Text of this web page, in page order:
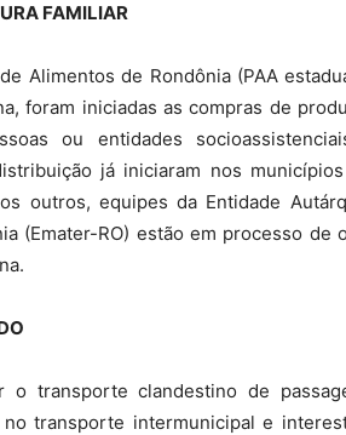
FAMILIAR
Alimentos de Rondônia (PAA
foram iniciadas as compras de
ou entidades
já iniciaram nos
outros, equipes da Entidade
(Emater-RO) estão em processo de
transporte clandestino de
transporte intermunicipal e